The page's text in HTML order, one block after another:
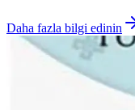
Daha fazla bilgi edinin